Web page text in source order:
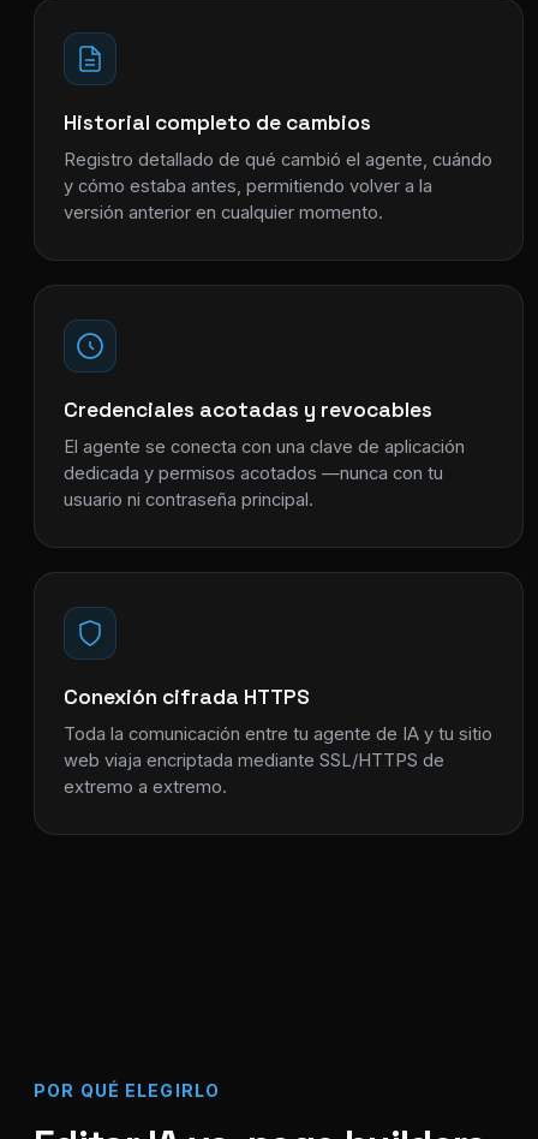
Historial completo de cambios
Registro detallado de qué cambió el agente, cuándo
y cómo estaba antes, permitiendo volver a la
versión anterior en cualquier momento.
Credenciales acotadas y revocables
El agente se conecta con una clave de aplicación
dedicada y permisos acotados —nunca con tu
usuario ni contraseña principal.
Conexión cifrada HTTPS
Toda la comunicación entre tu agente de IA y tu sitio
web viaja encriptada mediante SSL/HTTPS de
extremo a extremo.
POR QUÉ ELEGIRLO